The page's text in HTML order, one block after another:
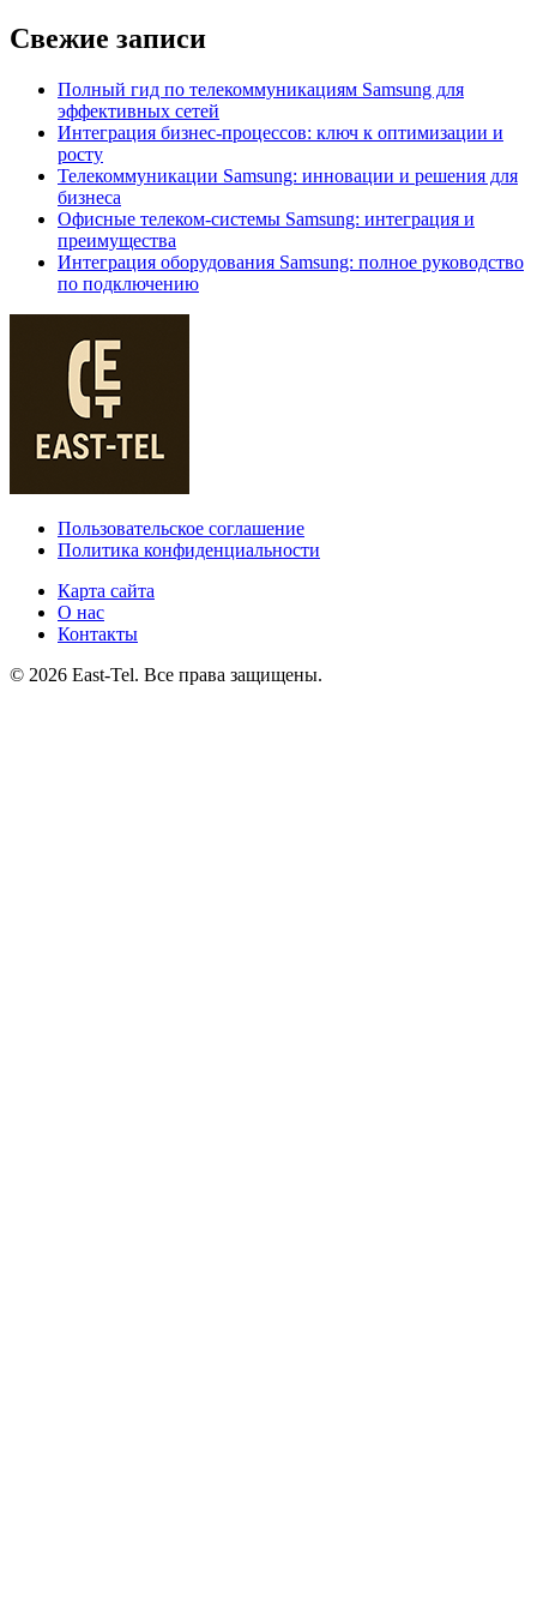
Свежие записи
Полный гид по телекоммуникациям Samsung для
эффективных сетей
Интеграция бизнес-процессов: ключ к оптимизации и
росту
Телекоммуникации Samsung: инновации и решения для
бизнеса
Офисные телеком-системы Samsung: интеграция и
преимущества
Интеграция оборудования Samsung: полное руководство
по подключению
Пользовательское соглашение
Политика конфиденциальности
Карта сайта
О нас
Контакты
© 2026 East-Tel. Все права защищены.